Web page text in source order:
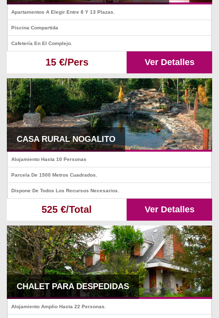
Apartamentos A Elegir Entre 8 Y 13 Plazas.
Piscina Compartida
Cafetería En El Complejo.
15 €/Pers Ver Detalles
CASA RURAL NOGALITO
Alojamiento Hasta 10 Personas
Parcela De 1500 Metros Cuadrados.
Dispone De Todos Los Recursos Necesarios.
525 €/Total Ver Detalles
CHALET PARA DESPEDIDAS
Alojamiento Amplio Hasta 22 Personas.